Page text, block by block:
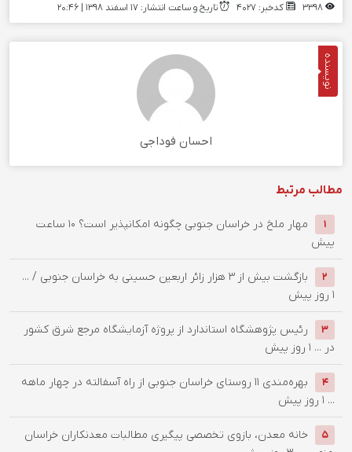
کدخبر: 4027 تاریخ و ساعت انتشار: ۱۷ اسفند ۱۳۹۸ | 20:46
نویسنده
احسان فوداجی
مطالب مرتبط
1 ‌مهار ملخ در خراسان جنوبی چگونه امکانپذیر است؟
10 ساعت
پیش
2
بازگشت بیش از ۳ هزار زائر اربعین حسینی به خراسان جنوبی / ...
1 روز پیش
3
رئیس پژوهشگاه استاندارد از پروژه آزمایشگاه مرجع شرق کشور
در ... 1 روز پیش
4
بهره‌مندی ۱۱ روستای خراسان جنوبی از راه آسفالته در چهار ماهه
... 1 روز پیش
5
خانه معدن، بازوی تخصصی پیگیری مطالبات معدنکاران خراسان